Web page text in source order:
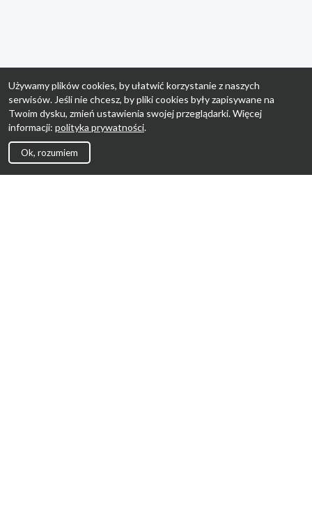
Używamy plików cookies, by ułatwić korzystanie z naszych
serwisów. Jeśli nie chcesz, by pliki cookies były zapisywane na
Twoim dysku, zmień ustawienia swojej przeglądarki. Więcej
informacji: polityka prywatności.
Ok, rozumiem